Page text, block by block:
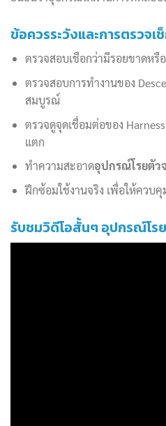
ข้อควรระวังและการตรวจ
ตรวจสอบเชือกว่ามีรอยขาดหรื
ตรวจสอบการทำงานของ
สมบูรณ์
ตรวจดูจุดเชื่อมต่อของ
แตก
ทำความสะอาดอุปกรณ์โรยตัว
ฝึกซ้อมใช้งานจริง เพื่อให้ควบ
รับชมวิดีโอสั้นๆ อุปกรณ์โร